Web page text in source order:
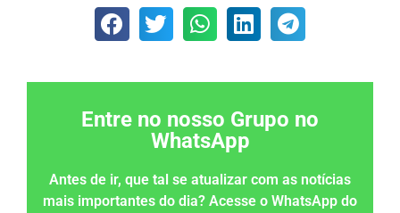
Entre no nosso Grupo no
WhatsApp
Antes de ir, que tal se atualizar com as notícias
mais importantes do dia? Acesse o WhatsApp do